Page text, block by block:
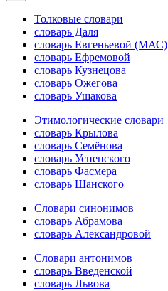
Толковые словари
словарь Даля
словарь Евгеньевой (МАС)
словарь Ефремовой
словарь Кузнецова
словарь Ожегова
словарь Ушакова
Этимологические словари
словарь Крылова
словарь Семёнова
словарь Успенского
словарь Фасмера
словарь Шанского
Словари синонимов
словарь Абрамова
словарь Александровой
Словари антонимов
словарь Введенской
словарь Львова